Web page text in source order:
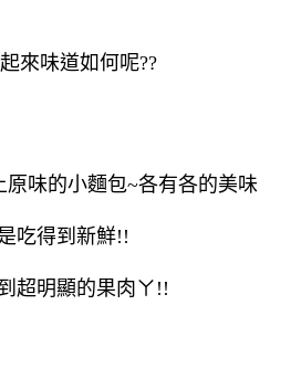
來味道如何呢??
原味的小麵包~各有各的美味
吃得到新鮮!!
超明顯的果肉ㄚ!!